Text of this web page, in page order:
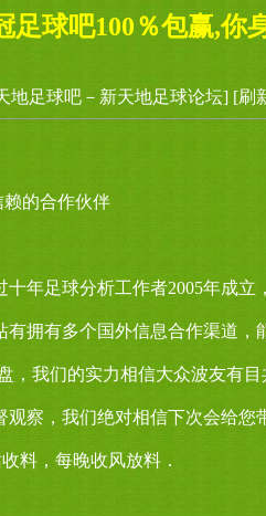
足球吧100％包赢,你
地足球吧－新天地足球论坛] [刷
赖的合作伙伴
年足球分析工作者2005年成立，
拥有多个国外信息合作渠道，
，我们的实力相信大众波友有
察，我们绝对相信下次会给您
料，每晚收风放料．